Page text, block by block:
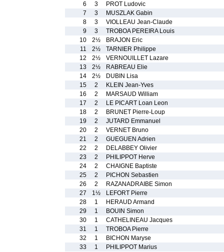
6
3
PROT Ludovic
7
3
MUSZLAK Gabin
8
3
VIOLLEAU Jean-Claude
9
3
TROBOA PEREIRA Louis
10
2½
BRAJON Eric
11
2½
TARNIER Philippe
12
2½
VERNOUILLET Lazare
13
2½
RABREAU Elie
14
2½
DUBIN Lisa
15
2
KLEIN Jean-Yves
16
2
MARSAUD William
17
2
LE PICART Loan Leon
18
2
BRUNET Pierre-Loup
19
2
JUTARD Emmanuel
20
2
VERNET Bruno
21
2
GUEGUEN Adrien
22
2
DELABBEY Olivier
23
2
PHILIPPOT Herve
24
2
CHAIGNE Baptiste
25
2
PICHON Sebastien
26
2
RAZANADRAIBE Simon
27
1½
LEFORT Pierre
28
1
HERAUD Armand
29
1
BOUIN Simon
30
1
CATHELINEAU Jacques
31
1
TROBOA Pierre
32
1
BICHON Maryse
33
1
PHILIPPOT Marius